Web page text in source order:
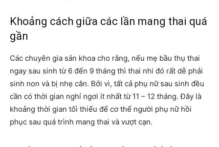
Khoảng cách giữa các lần mang thai quá
gần
Các chuyên gia sản khoa cho rằng, nếu mẹ bầu thụ thai
ngay sau sinh từ 6 đến 9 tháng thì thai nhi đó rất dễ phải
sinh non và bị nhẹ cân. Bởi vì, tất cả phụ nữ sau sinh đều
cần có thời gian nghỉ ngơi ít nhất từ 11 – 12 tháng. Đây là
khoảng thời gian tối thiểu để cơ thể người phụ nữ hồi
phục sau quá trình mang thai và vượt cạn.